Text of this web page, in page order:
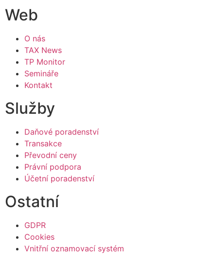
Web
O nás
TAX News
TP Monitor
Semináře
Kontakt
Služby
Daňové poradenství
Transakce
Převodní ceny
Právní podpora
Účetní poradenství
Ostatní
GDPR
Cookies
Vnitřní oznamovací systém